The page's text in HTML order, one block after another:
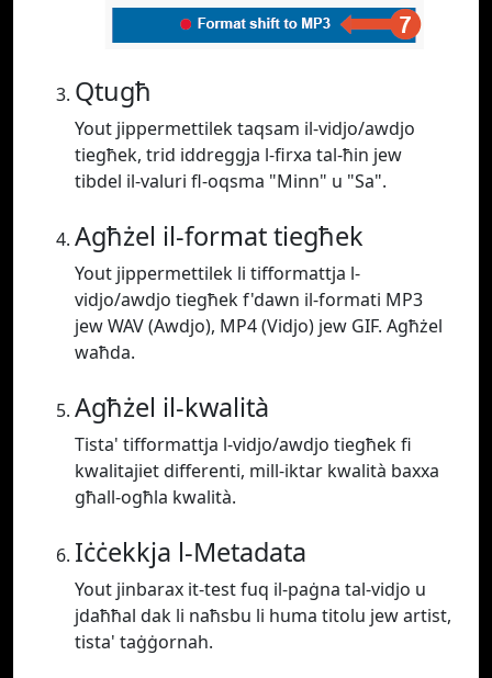
Qtugħ
Yout jippermettilek taqsam il-vidjo/awdjo
tiegħek, trid iddreggja l-firxa tal-ħin jew
tibdel il-valuri fl-oqsma "Minn" u "Sa".
Agħżel il-format tiegħek
Yout jippermettilek li tifformattja l-
vidjo/awdjo tiegħek f'dawn il-formati MP3
jew WAV (Awdjo), MP4 (Vidjo) jew GIF. Agħżel
waħda.
Agħżel il-kwalità
Tista' tifformattja l-vidjo/awdjo tiegħek fi
kwalitajiet differenti, mill-iktar kwalità baxxa
għall-ogħla kwalità.
Iċċekkja l-Metadata
Yout jinbarax it-test fuq il-paġna tal-vidjo u
jdaħħal dak li naħsbu li huma titolu jew artist,
tista' taġġornah.